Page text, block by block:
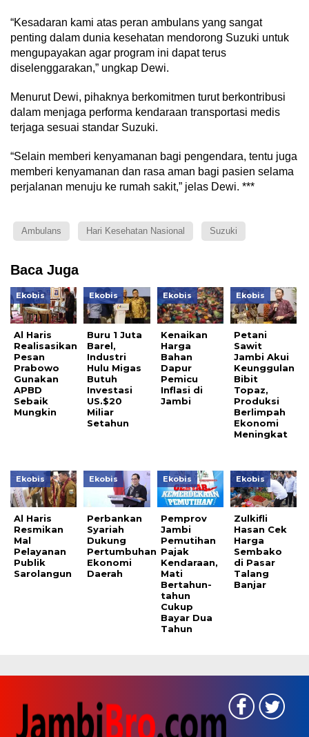
“Kesadaran kami atas peran ambulans yang sangat
penting dalam dunia kesehatan mendorong Suzuki untuk
mengupayakan agar program ini dapat terus
diselenggarakan,” ungkap Dewi.
Menurut Dewi, pihaknya berkomitmen turut berkontribusi
dalam menjaga performa kendaraan transportasi medis
terjaga sesuai standar Suzuki.
“Selain memberi kenyamanan bagi pengendara, tentu juga
memberi kenyamanan dan rasa aman bagi pasien selama
perjalanan menuju ke rumah sakit,” jelas Dewi. ***
Ambulans Hari Kesehatan Nasional Suzuki
Baca Juga
Ekobis
Al Haris
Realisasikan
Pesan
Prabowo
Gunakan
APBD
Sebaik
Mungkin
Ekobis
Buru 1 Juta
Barel,
Industri
Hulu Migas
Butuh
Investasi
US.$20
Miliar
Setahun
Ekobis
Kenaikan
Harga
Bahan
Dapur
Pemicu
Inflasi di
Jambi
Ekobis
Petani
Sawit
Jambi Akui
Keunggulan
Bibit
Topaz,
Produksi
Berlimpah
Ekonomi
Meningkat
Ekobis
Al Haris
Resmikan
Mal
Pelayanan
Publik
Sarolangun
Ekobis
Perbankan
Syariah
Dukung
Pertumbuhan
Ekonomi
Daerah
Ekobis
Pemprov
Jambi
Pemutihan
Pajak
Kendaraan,
Mati
Bertahun-
tahun
Cukup
Bayar Dua
Tahun
Ekobis
Zulkifli
Hasan Cek
Harga
Sembako
di Pasar
Talang
Banjar